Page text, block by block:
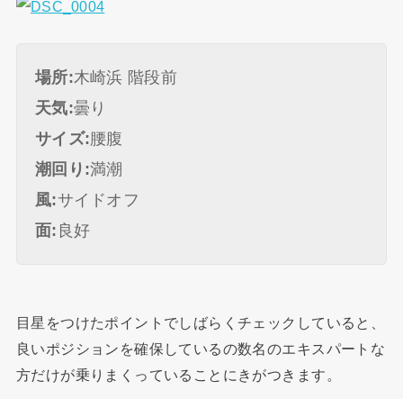
場所:木崎浜 階段前
天気:曇り
サイズ:腰腹
潮回り:満潮
風:サイドオフ
面: 良好
目星をつけたポイントでしばらくチェックしていると、
良いポジションを確保しているの数名のエキスパートな
方だけが乗りまくっていることにきがつきます。